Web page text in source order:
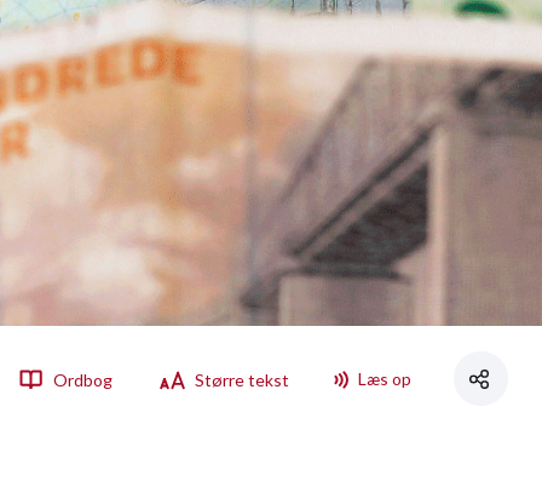
Ordbog Større tekst Læs op